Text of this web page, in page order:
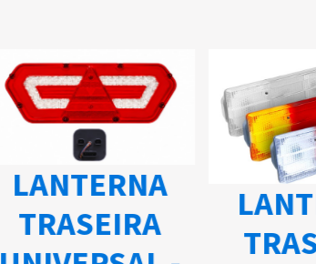
LANTERNA
TRASEIRA